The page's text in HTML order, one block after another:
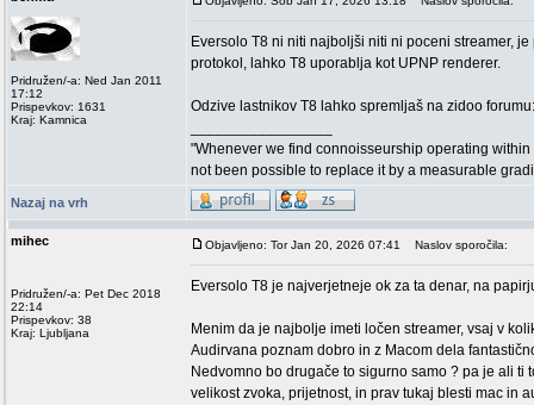
Pridružen/-a: Ned Jan 2011
17:12
Prispevkov: 1631
Kraj: Kamnica
Eversolo T8 ni niti najboljši niti ni poceni streamer,
protokol, lahko T8 uporablja kot UPNP renderer.
Odzive lastnikov T8 lahko spremljaš na zidoo
"Whenever we find connoisseurship operating
not been possible to replace it by a measurable
Nazaj na vrh
mihec
Pridružen/-a: Pet Dec 2018
22:14
Prispevkov: 38
Kraj: Ljubljana
Objavljeno: Tor Jan 20, 2026 07:41 Naslov sporočila:
Eversolo T8 je najverjetneje ok za ta denar, na
Menim da je najbolje imeti ločen streamer, vsaj v
Audirvana poznam dobro in z Macom dela
Nedvomno bo drugače to sigurno samo ? pa je ali
velikost zvoka, prijetnost, in prav tukaj blesti mac in